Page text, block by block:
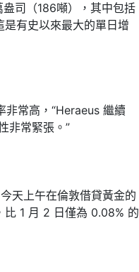
司（186噸），其中包括
有史以來最大的單日增
非常高，“Heraeus 繼續
非常緊張。”
天上午在倫敦借貸黃金的
比 1 月 2 日僅為 0.08% 的